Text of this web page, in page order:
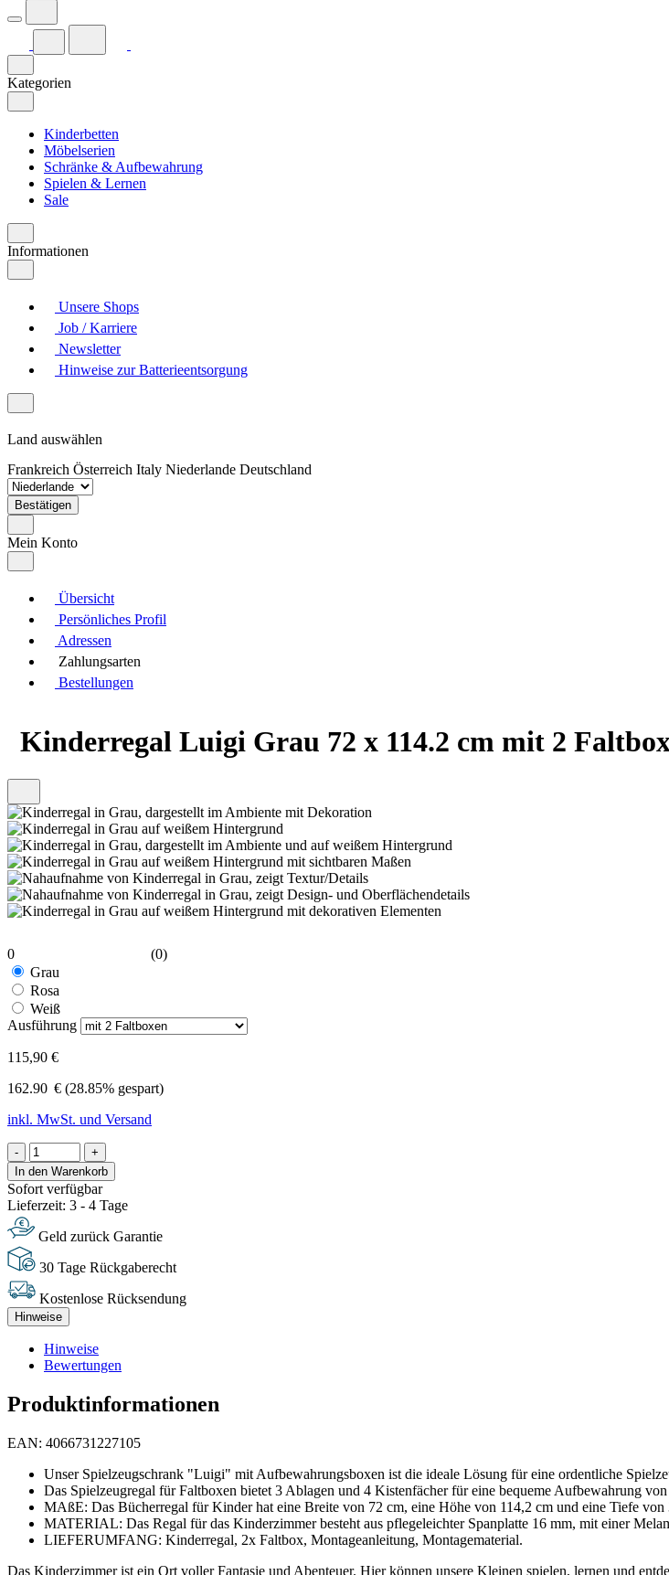
Kategorien
Kinderbetten
Möbelserien
Schränke & Aufbewahrung
Spielen & Lernen
Sale
Informationen
Unsere Shops
Job / Karriere
Newsletter
Hinweise zur Batterieentsorgung
Land auswählen
Frankreich Österreich Italy Niederlande Deutschland
Bestätigen
Mein Konto
Übersicht
Persönliches Profil
Adressen
Zahlungsarten
Bestellungen
Kinderregal Luigi Grau 72 x 114.2 cm mit 2
0
(0)
Grau
Rosa
Weiß
Ausführung
115,90 €
162.90 € (28.85% gespart)
inkl. MwSt. und Versand
-
+
In den Warenkorb
Sofort verfügbar
Lieferzeit: 3 - 4 Tage
Geld zurück Garantie
30 Tage Rückgaberecht
Kostenlose Rücksendung
Hinweise
Hinweise
Bewertungen
Produktinformationen
EAN: 4066731227105
Unser Spielzeugschrank "Luigi" mit Aufbewahrungsboxen ist die ideale Lösung für eine ordentliche
Das Spielzeugregal für Faltboxen bietet 3 Ablagen und 4 Kistenfächer für eine bequeme Aufbewahrung
MAßE: Das Bücherregal für Kinder hat eine Breite von 72 cm, eine Höhe von 114,2 cm und eine Tiefe
MATERIAL: Das Regal für das Kinderzimmer besteht aus pflegeleichter Spanplatte 16 mm, mit einer
LIEFERUMFANG: Kinderregal, 2x Faltbox, Montageanleitung, Montagematerial.
Das Kinderzimmer ist ein Ort voller Fantasie und Abenteuer. Hier können unsere Kleinen spielen, lernen und